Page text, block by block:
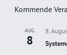
Kommende
AUG.
8
8.